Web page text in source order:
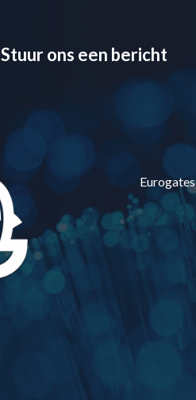
Stuur ons een bericht
Eurogates